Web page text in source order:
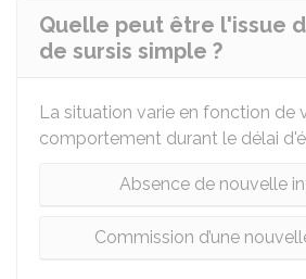
Quelle peut être l'issue
de sursis simple ?
La situation varie en fonction de
comportement durant le délai
Absence de nouvelle
Commission d’une